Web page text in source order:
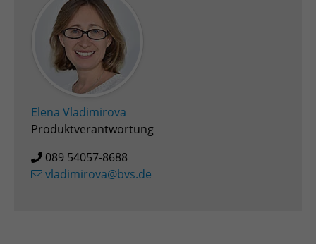
Elena Vladimirova
Produktverantwortung
089 54057-8688
vladimirova@bvs.de
Zweck Admin-Login Redaktionssystem
Name PHPSESSID
Laufzeit Session
Zweck Betrieb TYPO3